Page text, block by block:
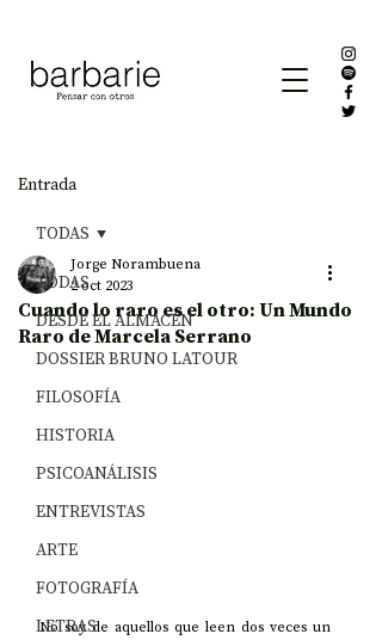
Entrada
TODAS
DESDE EL ALMACÉN
DOSSIER BRUNO LATOUR
FILOSOFÍA
HISTORIA
PSICOANÁLISIS
ENTREVISTAS
ARTE
FOTOGRAFÍA
LETRAS
TODAS
Cuando lo raro es el otro: Un Mundo
Raro de Marcela Serrano
Jorge Norambuena
2 oct 2023
No soy de aquellos que leen dos veces un